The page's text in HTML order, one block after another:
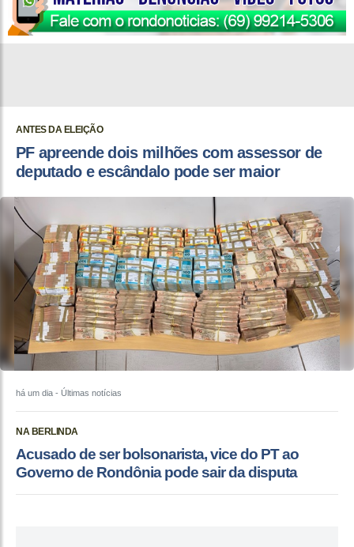
ANTES DA ELEIÇÃO
PF apreende dois milhões com assessor de
deputado e escândalo pode ser maior
há um dia - Últimas notícias
NA BERLINDA
Acusado de ser bolsonarista, vice do PT ao
Governo de Rondônia pode sair da disputa